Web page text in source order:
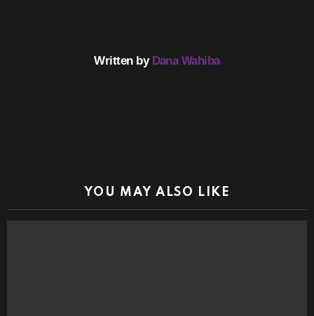
Written by Dana Wahiba
YOU MAY ALSO LIKE